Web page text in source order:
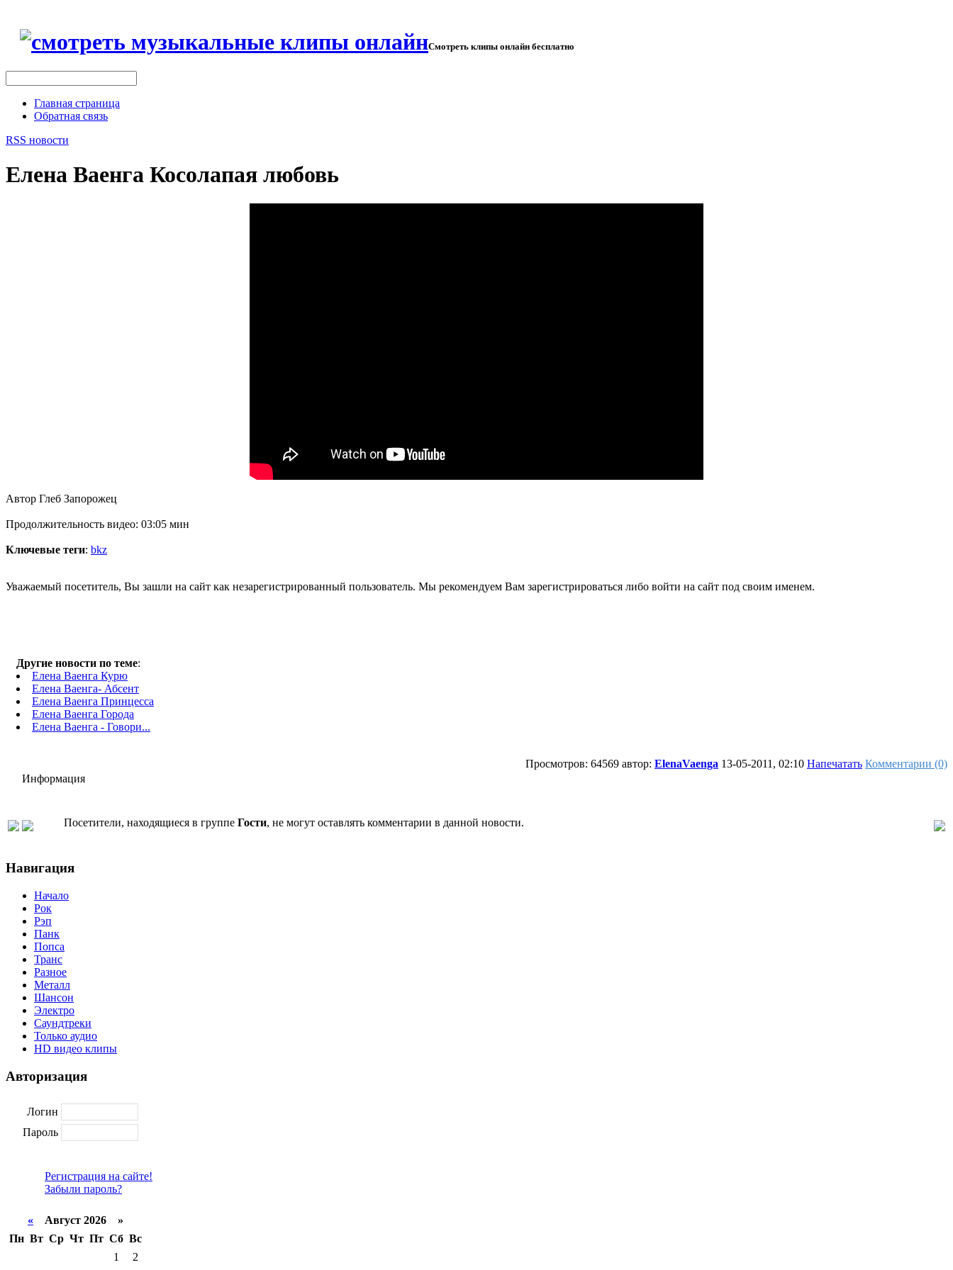
Смотреть клипы онлайн бесплатно
Главная страница
Обратная связь
RSS новости
Елена Ваенга Косолапая любовь
Автор Глеб Запорожец
Продолжительность видео: 03:05 мин
Ключевые теги: bkz
Уважаемый посетитель, Вы зашли на сайт как незарегистрированный пользователь. Мы рекомендуем Вам зарегистрироваться либо войти на сайт под своим именем.
Другие новости по теме:
Елена Ваенга Курю
Елена Ваенга- Абсент
Елена Ваенга Принцесса
Елена Ваенга Города
Елена Ваенга - Говори...
Просмотров: 64569 автор: ElenaVaenga 13-05-2011, 02:10 Напечатать Комментарии (0)
Информация
Посетители, находящиеся в группе Гости, не могут оставлять комментарии в данной новости.
Навигация
Начало
Рок
Рэп
Панк
Попса
Транс
Разное
Металл
Шансон
Электро
Саундтреки
Только аудио
HD видео клипы
Авторизация
Логин
Пароль
Регистрация на сайте!
Забыли пароль?
« Август 2026 »
Пн Вт Ср Чт Пт Сб Вс
1
2